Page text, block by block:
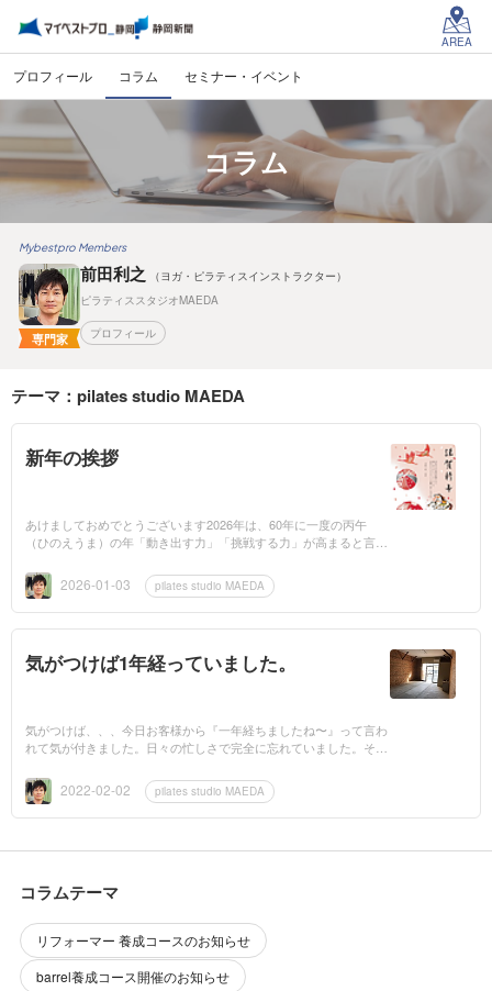
AREA
プロフィール コラム セミナー・イベント
コラム
Mybestpro Members
専門家
前田利之
（ヨガ・ピラティスインストラクター）
ピラティススタジオMAEDA
プロフィール
テーマ：pilates studio MAEDA
新年の挨拶
あけましておめでとうございます2026年は、60年に一度の丙午
（ひのえうま）の年「動き出す力」「挑戦する力」が高まると言わ
に寄り添...2026-01-03 pilates studio MAEDA
気がつけば1年経っていました。
気がつけば、、、今日お客様から『一年経ちましたね〜』って言わ
れて気が付きました。日々の忙しさで完全に忘れていました。そう
プレオ...2022-02-02 pilates studio MAEDA
コラムテーマ
リフォーマー 養成コースのお知らせ
barrel養成コース開催のお知らせ